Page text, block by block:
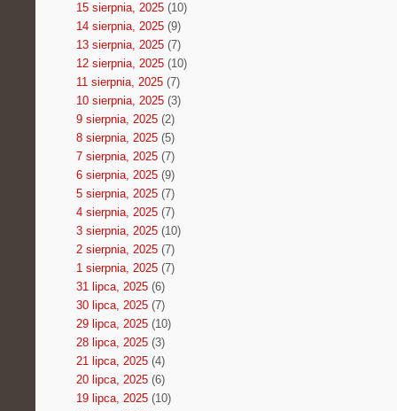
15 sierpnia, 2025(10)
14 sierpnia, 2025(9)
13 sierpnia, 2025(7)
12 sierpnia, 2025(10)
11 sierpnia, 2025(7)
10 sierpnia, 2025(3)
9 sierpnia, 2025(2)
8 sierpnia, 2025(5)
7 sierpnia, 2025(7)
6 sierpnia, 2025(9)
5 sierpnia, 2025(7)
4 sierpnia, 2025(7)
3 sierpnia, 2025(10)
2 sierpnia, 2025(7)
1 sierpnia, 2025(7)
31 lipca, 2025(6)
30 lipca, 2025(7)
29 lipca, 2025(10)
28 lipca, 2025(3)
21 lipca, 2025(4)
20 lipca, 2025(6)
19 lipca, 2025(10)